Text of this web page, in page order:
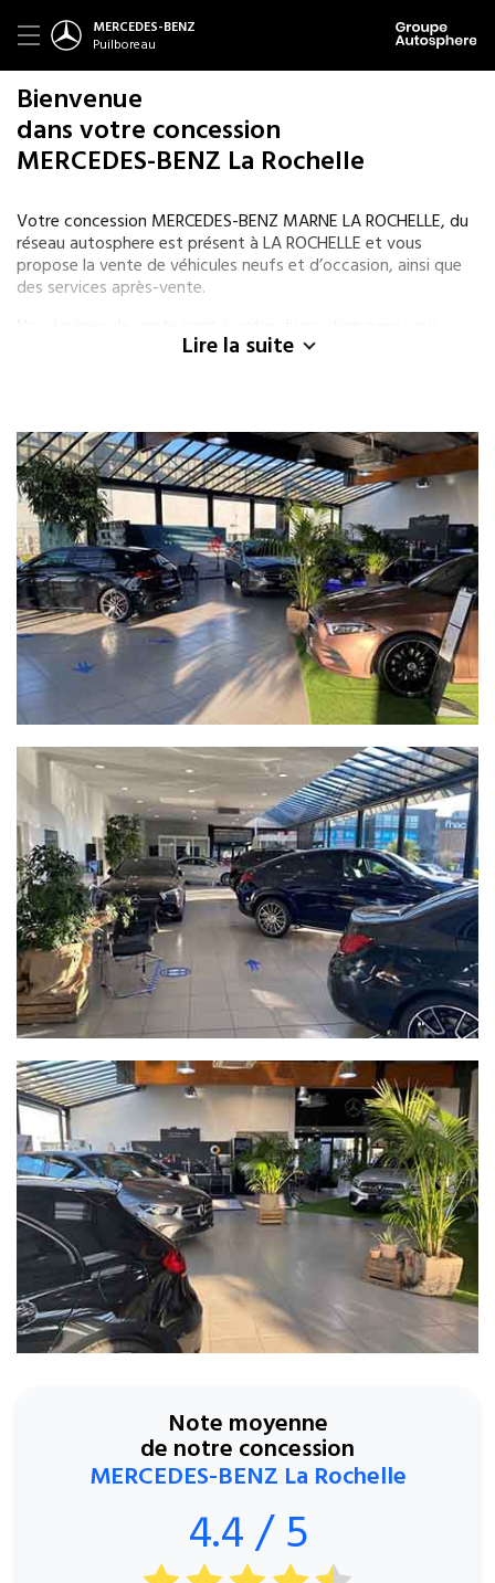
MERCEDES-BENZ
Puilboreau
Bienvenue
dans votre concession
MERCEDES-BENZ La Rochelle
Votre concession MERCEDES-BENZ MARNE LA ROCHELLE, du
réseau autosphere est présent à LA ROCHELLE et vous
propose la vente de véhicules neufs et d’occasion, ainsi que
des services après-vente.
aider dans la recherche d’un nouveau véhicule qu’il soit neuf
garanties adaptées à vos besoins.
Nos spécialistes MERCEDES-BENZ, sont également présents
tout au long de la vie de votre véhicule pour effectuer les
prestations d’entretien nécessaires. Nous mettons notre
savoir-faire à votre disposition via notre service de
carrosserie, réparation et entretien. Nous vendons également
des pièces détachées et des accessoires marque via notre
magasin de pièces de rechange.
Pour plus de renseignements n’hésitez pas à nous appeler ou
nous rendre visite.
Vous pouvez, sur cet espace en ligne, voir notre stock de
véhicules d’occasion et neufs et aussi prendre un rendez-vous
d’entretien.
Lire la suite
Note moyenne
de notre concession
MERCEDES-BENZ La Rochelle
4.4 / 5